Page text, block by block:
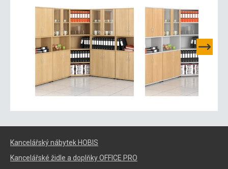
Kancelářský nábytek HOBIS
Kancelářské židle a doplňky OFFICE PRO